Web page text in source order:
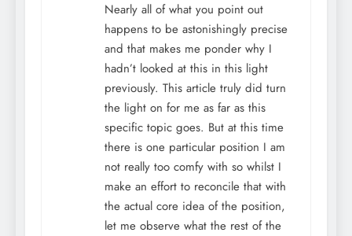
Nearly all of what you point out
happens to be astonishingly precise
and that makes me ponder why I
hadn’t looked at this in this light
previously. This article truly did turn
the light on for me as far as this
specific topic goes. But at this time
there is one particular position I am
not really too comfy with so whilst I
make an effort to reconcile that with
the actual core idea of the position,
let me observe what the rest of the